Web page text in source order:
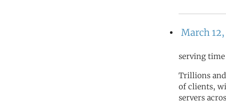
March
serving
Trillions
of clients,
servers